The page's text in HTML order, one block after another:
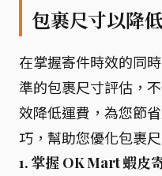
包裹尺寸以降
在掌握寄件時效的同
準的包裹尺寸評估，
效降低運費，為您節
巧，幫助您優化包裹
1. 掌握 OK Mart 蝦皮